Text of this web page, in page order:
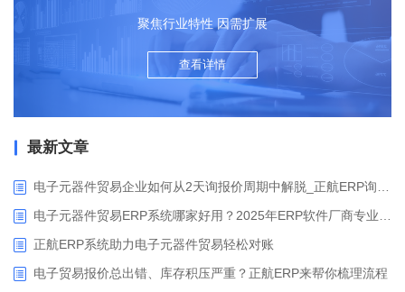
聚焦行业特性 因需扩展
查看详情
最新文章
正航ERP系统助力电子元器件贸易轻松对账
电子贸易报价总出错、库存积压严重？正航ERP来帮你梳理流程